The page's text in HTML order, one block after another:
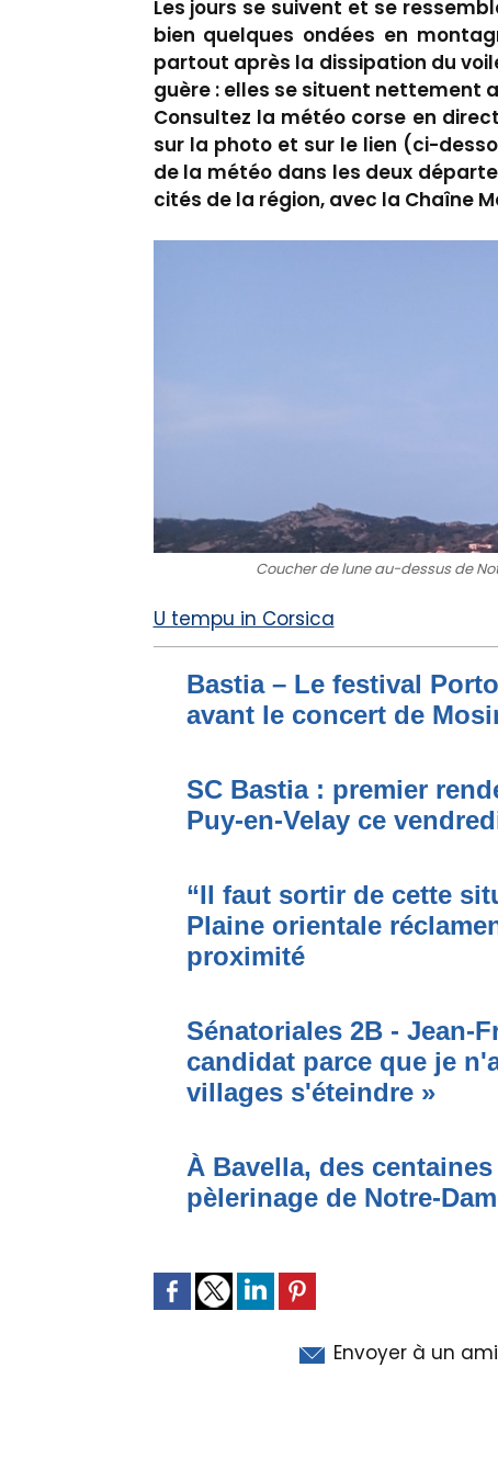
Les jours se suivent et se
bien quelques ondées en
partout après la dissipation du
guère : elles se situent nettement
Consultez la météo corse en
sur la photo et sur le lien (ci-
de la météo dans les deux
cités de la région, avec la Chaîne
Coucher de lune au-dessus de
U tempu in Corsica
Bastia – Le festival
avant le concert de
SC Bastia : premier
Puy-en-Velay ce
“Il faut sortir de cette
Plaine orientale
proximité
Sénatoriales 2B - Jean-
candidat parce que je
villages s'éteindre »
À Bavella, des
pèlerinage de Notre-
Envoyer à un ami